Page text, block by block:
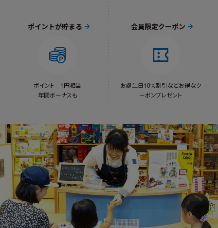
ポイントが貯まる
ポイント＝1円相当
年間ボーナスも
会員限定クーポン
お誕生日10%割引などお得なク
ーポンプレゼント